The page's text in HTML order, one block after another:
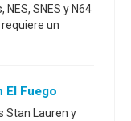
SNES y N64
un
El Fuego
Stan Lauren y